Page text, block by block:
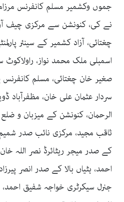
جموں وکشمیر مسلم کانفرنس
نے کی، کنونشن سے مرکزی چیف
چغتائی، آزاد کشمیر کے سینئر
اسمبلی ملک محمد نواز، راولاکوٹ
صغیر خان چغتائی، مسلم
سردار عثمان علی خان، مظفرآباد
الرحمان، کنونشن کے میزبان و
ثاقب مجید، مرکزی نائب صدر
کے صدر میجر ریٹائرڈ نصر اللہ
احمد، ہٹیاں بالا کے صدر انصر
جنرل سیکرٹری خواجہ شفیق احمد،